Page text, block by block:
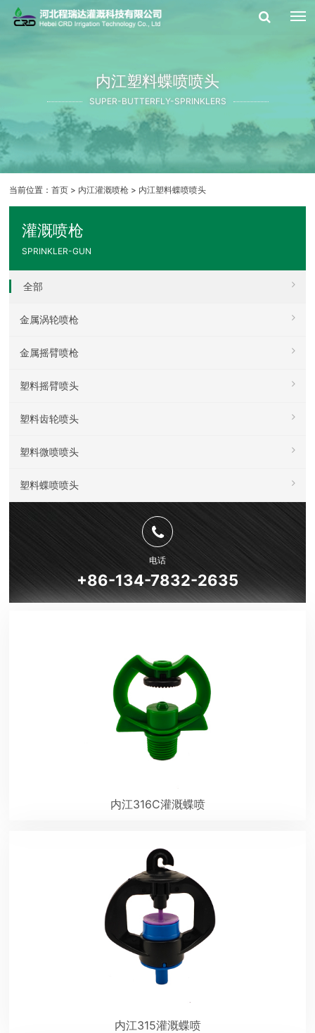
内江塑料蝶喷喷头
SUPER-BUTTERFLY-SPRINKLERS
当前位置：首页 > 内江灌溉喷枪 > 内江塑料蝶喷喷头
灌溉喷枪
SPRINKLER-GUN
全部
金属涡轮喷枪
金属摇臂喷枪
塑料摇臂喷头
塑料齿轮喷头
塑料微喷喷头
塑料蝶喷喷头
电话
+86-134-7832-2635
内江316C灌溉蝶喷
内江315灌溉蝶喷